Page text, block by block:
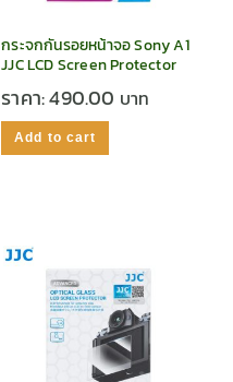
กระจกกันรอยหน้าจอ Sony A1
JJC LCD Screen Protector
ราคา:490.00
Add to cart